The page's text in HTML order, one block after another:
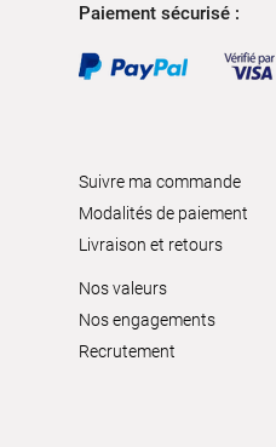
Paiement sécurisé :
Suivre ma commande
Modalités de paiement
Livraison et retours
Nos valeurs
Nos engagements
Recrutement